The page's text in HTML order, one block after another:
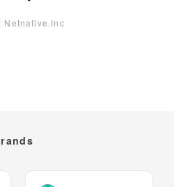
Netnative.Inc